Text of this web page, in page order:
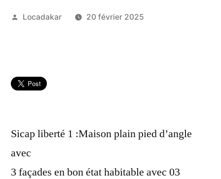
Publié
Locadakar 20 février 2025
Sicap liberté 1 :Maison plain pied d’angle
avec
3 façades en bon état habitable avec 03